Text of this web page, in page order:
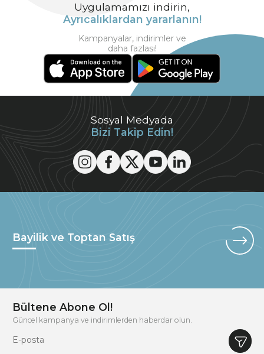
Sosyal Medyada
Bizi Takip Edin!
Uygulamamızı indirin,
Ayrıcalıklardan yararlanın!
Kampanyalar, indirimler ve
daha fazlası!
Bayilik ve Toptan Satış
Bültene Abone Ol!
Güncel kampanya ve indirimlerden haberdar olun.